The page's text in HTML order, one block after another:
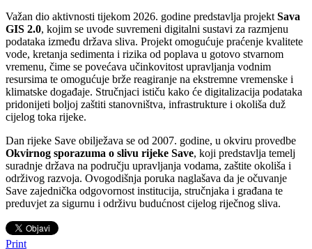
Važan dio aktivnosti tijekom 2026. godine predstavlja projekt Sava
GIS 2.0, kojim se uvode suvremeni digitalni sustavi za razmjenu
podataka između država sliva. Projekt omogućuje praćenje kvalitete
vode, kretanja sedimenta i rizika od poplava u gotovo stvarnom
vremenu, čime se povećava učinkovitost upravljanja vodnim
resursima te omogućuje brže reagiranje na ekstremne vremenske i
klimatske događaje. Stručnjaci ističu kako će digitalizacija podataka
pridonijeti boljoj zaštiti stanovništva, infrastrukture i okoliša duž
cijelog toka rijeke.
Dan rijeke Save obilježava se od 2007. godine, u okviru provedbe
Okvirnog sporazuma o slivu rijeke Save, koji predstavlja temelj
suradnje država na području upravljanja vodama, zaštite okoliša i
održivog razvoja. Ovogodišnja poruka naglašava da je očuvanje
Save zajednička odgovornost institucija, stručnjaka i građana te
preduvjet za sigurnu i održivu budućnost cijelog riječnog sliva.
Print